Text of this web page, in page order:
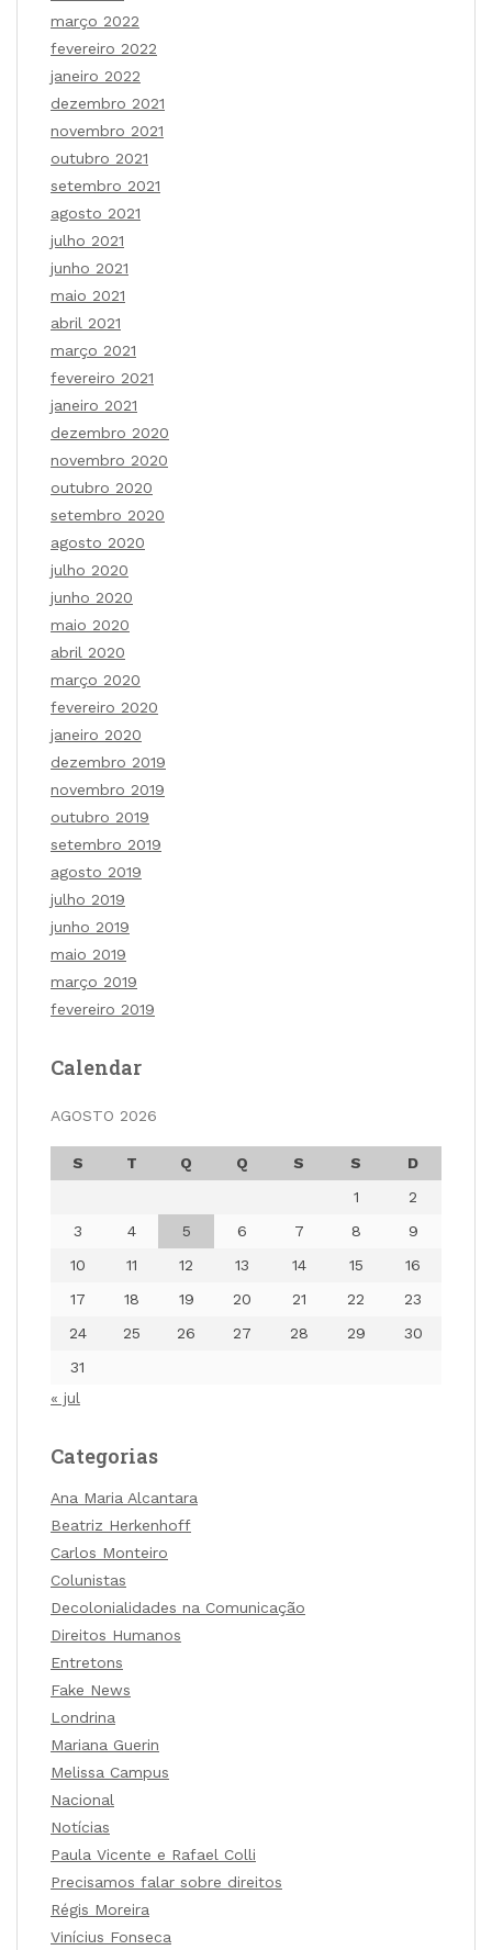
março 2022
fevereiro 2022
janeiro 2022
dezembro 2021
novembro 2021
outubro 2021
setembro 2021
agosto 2021
julho 2021
junho 2021
maio 2021
abril 2021
março 2021
fevereiro 2021
janeiro 2021
dezembro 2020
novembro 2020
outubro 2020
setembro 2020
agosto 2020
julho 2020
junho 2020
maio 2020
abril 2020
março 2020
fevereiro 2020
janeiro 2020
dezembro 2019
novembro 2019
outubro 2019
setembro 2019
agosto 2019
julho 2019
junho 2019
maio 2019
março 2019
fevereiro 2019
Calendar
AGOSTO 2026
S T Q Q S S
D
1
2
3
4 5 6 7 8
9
10
11 12 13 14 15
16
17
18 19 20 21 22
23
24
25 26 27 28 29
30
31
« jul
Categorias
Ana Maria Alcantara
Beatriz Herkenhoff
Carlos Monteiro
Colunistas
Decolonialidades na Comunicação
Direitos Humanos
Entretons
Fake News
Londrina
Mariana Guerin
Melissa Campus
Nacional
Notícias
Paula Vicente e Rafael Colli
Precisamos falar sobre direitos
Régis Moreira
Vinícius Fonseca